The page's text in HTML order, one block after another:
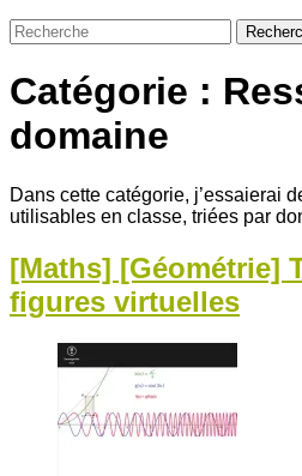
Catégorie :
domaine
Dans cette catégorie, j’essaierai
utilisables en classe, triées par
[Maths] [Géométrie]
figures virtuelles